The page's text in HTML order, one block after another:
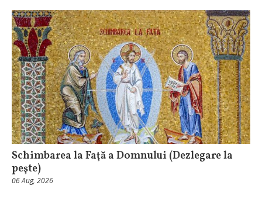
Schimbarea la Faţă a Domnului (Dezlegare la
peşte)
06 Aug, 2026